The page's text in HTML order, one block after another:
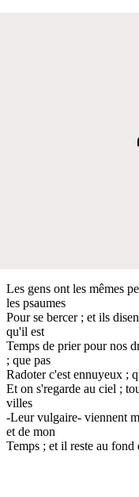
Les gens ont les mêmes
les psaumes
Pour se bercer ; et ils
qu'il est
Temps de prier pour nos
; que pas
Radoter c'est ennuyeux ;
Et on s'regarde au ciel ;
villes
-Leur vulgaire- viennent
et de mon
Temps ; et il reste au